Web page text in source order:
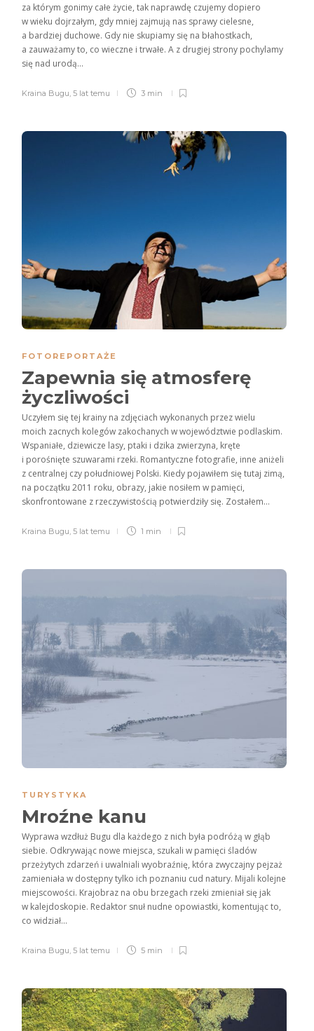
za którym gonimy całe życie, tak naprawdę czujemy dopiero
w wieku dojrzałym, gdy mniej zajmują nas sprawy cielesne,
a bardziej duchowe. Gdy nie skupiamy się na błahostkach,
a zauważamy to, co wieczne i trwałe. A z drugiej strony pochylamy
się nad urodą...
Kraina Bugu 5 lat temu 3 min
FOTOREPORTAŻE
Zapewnia się atmosferę
życzliwości
Uczyłem się tej krainy na zdjęciach wykonanych przez wielu
moich zacnych kolegów zakochanych w województwie podlaskim.
Wspaniałe, dziewicze lasy, ptaki i dzika zwierzyna, kręte
i porośnięte szuwarami rzeki. Romantyczne fotografie, inne aniżeli
z centralnej czy południowej Polski. Kiedy pojawiłem się tutaj zimą,
na początku 2011 roku, obrazy, jakie nosiłem w pamięci,
skonfrontowane z rzeczywistością potwierdziły się. Zostałem...
Kraina Bugu, 5 lat temu 1 min
TURYSTYKA
Mroźne kanu
Wyprawa wzdłuż Bugu dla każdego z nich była podróżą w głąb
siebie. Odkrywając nowe miejsca, szukali w pamięci śladów
przeżytych zdarzeń i uwalniali wyobraźnię, która zwyczajny pejzaż
zamieniała w dostępny tylko ich poznaniu cud natury. Mijali kolejne
miejscowości. Kraj­obraz na obu brzegach rzeki zmieniał się jak
w kalejdoskopie. Redaktor snuł nudne opowiastki, komentując to,
co widział...
Kraina Bugu 5 lat temu 5 min